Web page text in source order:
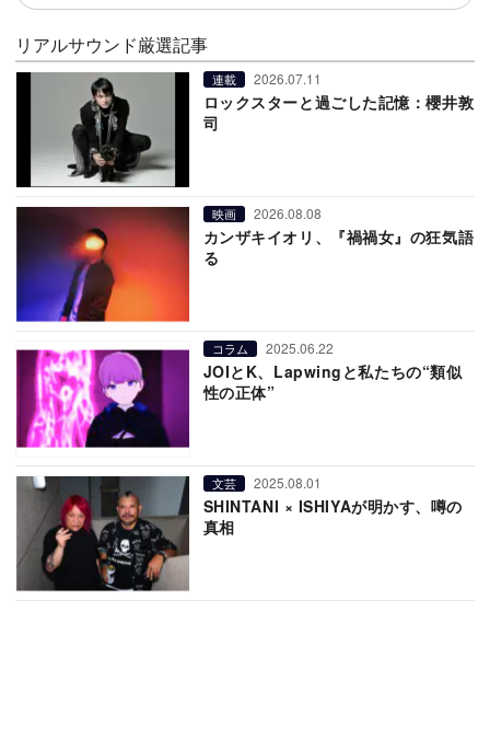
リアルサウンド厳選記事
連載 2026.07.11
ロックスターと過ごした記憶：櫻井敦
司
映画 2026.08.08
カンザキイオリ、『禍禍女』の狂気語
る
コラム 2025.06.22
JOIとK、Lapwingと私たちの“類似
性の正体”
文芸 2025.08.01
SHINTANI × ISHIYAが明かす、噂の
真相